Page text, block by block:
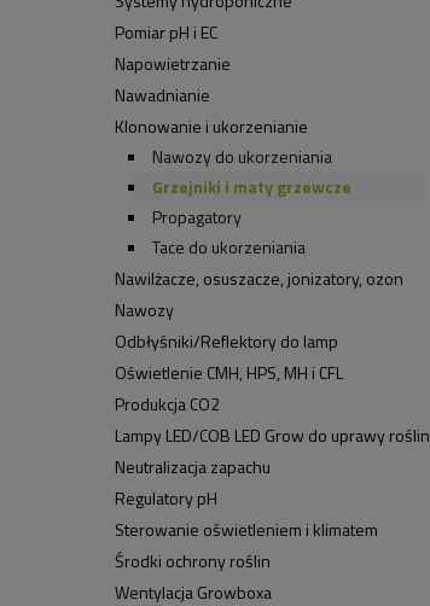
Pomiar pH i EC
Napowietrzanie
Nawadnianie
Klonowanie i ukorzenianie
Nawozy do ukorzeniania
Grzejniki i maty grzewcze
Propagatory
Tace do ukorzeniania
Nawilżacze, osuszacze, jonizatory, ozon
Nawozy
Odbłyśniki/Reflektory do lamp
Oświetlenie CMH, HPS, MH i CFL
Produkcja CO2
Lampy LED/COB LED Grow do uprawy roślin
Neutralizacja zapachu
Regulatory pH
Sterowanie oświetleniem i klimatem
Środki ochrony roślin
Wentylacja Growboxa